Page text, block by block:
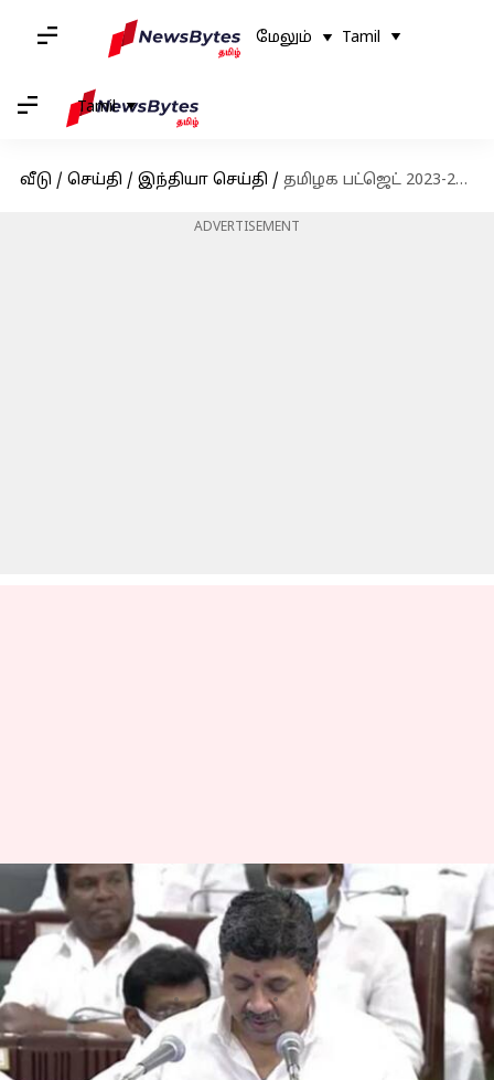
மேலும் Tamil
Tamil
வீடு / செய்தி / இந்தியா செய்தி / தமிழக பட்ஜெட் 2023-24 : சென்னைக்கான முக்கிய அறிவிப்புகள்
ADVERTISEMENT
தமிழக பட்ஜெட் 2023-24 :
சென்னைக்கான முக்கிய
அறிவிப்புகள்
எழுதியவர் Nivetha P Mar 20, 2023 02:18 pm
செய்தி முன்னோட்டம்